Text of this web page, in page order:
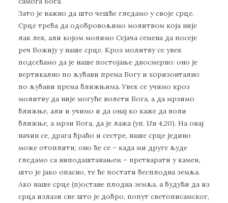
Зато је важно да што чешће гледамо у своје срце.
Срце треба да одобровољимо молитвом која није
лак лек, али којом молимо Сејача семена да посеје
реч Божију у наше срце. Кроз молитву се увек
подсећамо да је наше постојање двосмерно: оно је
вертикално по љубави према Богу и хоризонтално
по љубави према ближњима. Увек се учимо кроз
молитву да није могуће волети Бога, а да мрзимо
ближње, али и учимо и да онај ко каже да воли
ближње, а мрзи Бога, да је лажа (уп. 1Јн 4,20). На овај
начин се, драга браћо и сестре, наше срце једино
може отоплити; оно ће се – када ми друге људе
гледамо са ниподаштавањем – претварати у камен,
што је јако опасно, те ће постати бесплодна земља.
Ако наше срце (п)остане плодна земља, а будући да из
срца излази све што је добро, попут светописамског,